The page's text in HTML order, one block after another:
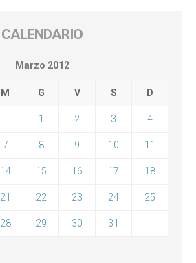
CALENDARIO
Marzo 2012
M G V S D
1 2 3 4
7 8 9 10 11
14 15 16 17 18
21 22 23 24 25
28 29 30 31